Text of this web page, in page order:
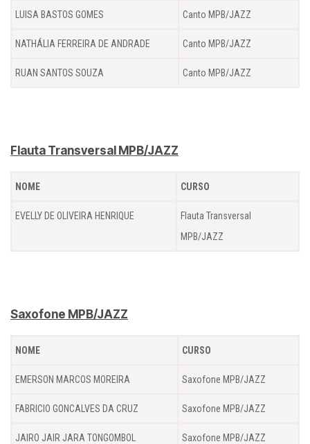
LUISA BASTOS GOMES Canto MPB/JAZZ
NATHÁLIA FERREIRA DE ANDRADE Canto MPB/JAZZ
RUAN SANTOS SOUZA Canto MPB/JAZZ
Flauta Transversal MPB/JAZZ
NOME CURSO
EVELLY DE OLIVEIRA HENRIQUE
Flauta Transversal
MPB/JAZZ
Saxofone MPB/JAZZ
NOME CURSO
EMERSON MARCOS MOREIRA Saxofone MPB/JAZZ
FABRICIO GONCALVES DA CRUZ Saxofone MPB/JAZZ
JAIRO JAIR JARA TONGOMBOL Saxofone MPB/JAZZ